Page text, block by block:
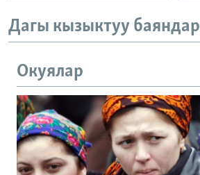
Дагы кызыктуу баяндар
Окуялар